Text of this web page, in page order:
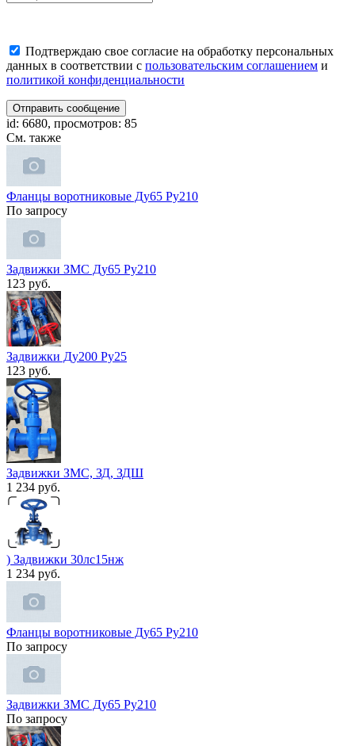
Подтверждаю свое согласие на обработку персональных
данных в соответствии с пользовательским соглашением и
политикой конфиденциальности
Отправить сообщение
id: 6680, просмотров: 85
См. также
Фланцы воротниковые Ду65 Ру210
По запросу
Задвижки ЗМС Ду65 Ру210
123 руб.
Задвижки Ду200 Ру25
123 руб.
Задвижки ЗМС, ЗД, ЗДШ
1 234 руб.
) Задвижки 30лс15нж
1 234 руб.
Фланцы воротниковые Ду65 Ру210
По запросу
Задвижки ЗМС Ду65 Ру210
По запросу